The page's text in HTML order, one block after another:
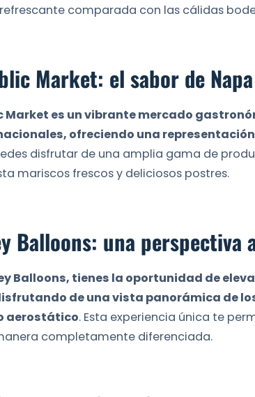
comparada con las cálidas
Market: el sabor de
Market es un vibrante mercado
ofreciendo una
disfrutar de una amplia gama de
mariscos frescos y deliciosos postres.
Balloons: una perspectiva
Balloons, tienes la oportunidad de
de una vista panorámica de
aerostático. Esta experiencia única te
completamente diferenciada.